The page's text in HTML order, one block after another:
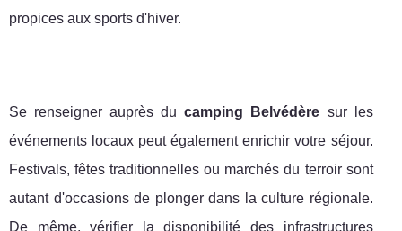
propices aux sports d'hiver.
Se renseigner auprès ducamping Belvédère sur les
événements locaux peut également enrichir votre séjour.
Festivals, fêtes traditionnelles ou marchés du terroir sont
autant d'occasions de plonger dans la culture régionale.
De même, vérifier la disponibilité des infrastructures